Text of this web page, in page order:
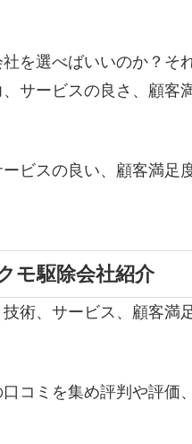
を選べばいいのか？そ
サービスの良さ、顧客
ビスの良い、顧客満足
モ駆除会社紹介
術、サービス、顧客満
コミを集め評判や評価